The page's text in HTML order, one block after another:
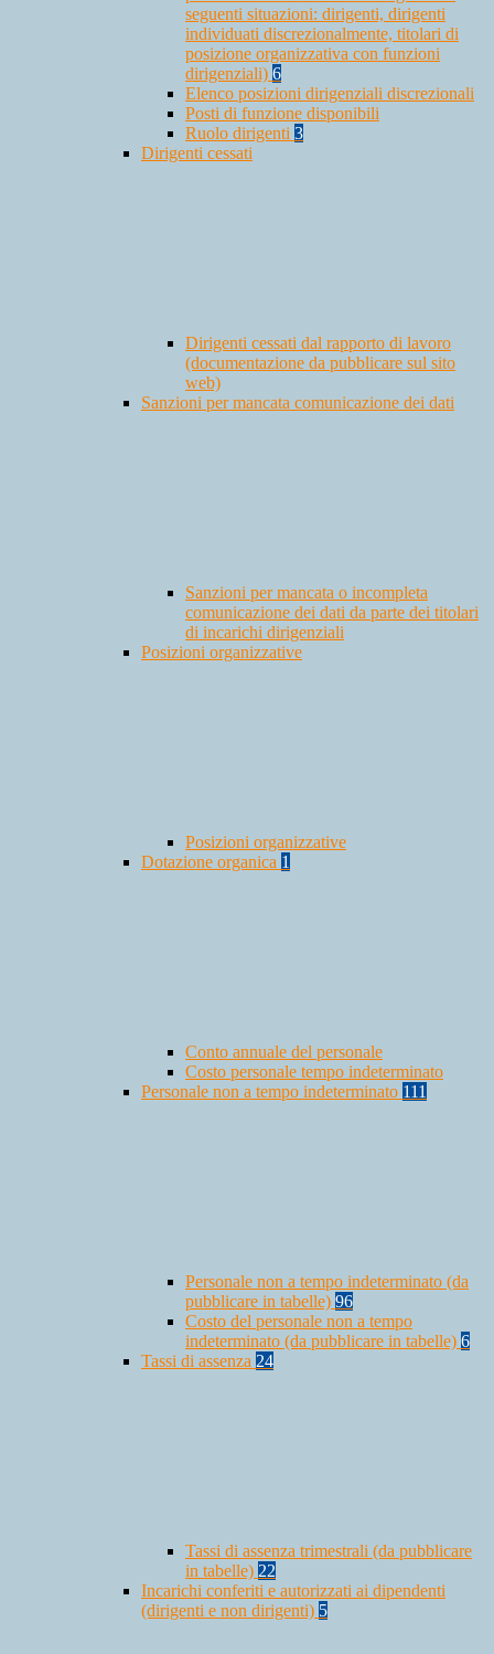
seguenti situazioni: dirigenti, dirigenti
individuati discrezionalmente, titolari di
posizione organizzativa con funzioni
dirigenziali) 6
Elenco posizioni dirigenziali discrezionali
Posti di funzione disponibili
Ruolo dirigenti 3
Dirigenti cessati
Dirigenti cessati dal rapporto di lavoro
(documentazione da pubblicare sul sito
web)
Sanzioni per mancata comunicazione dei dati
Sanzioni per mancata o incompleta
comunicazione dei dati da parte dei titolari
di incarichi dirigenziali
Posizioni organizzative
Posizioni organizzative
Dotazione organica 1
Conto annuale del personale
Costo personale tempo indeterminato
Personale non a tempo indeterminato 111
Personale non a tempo indeterminato (da
pubblicare in tabelle) 96
Costo del personale non a tempo
indeterminato (da pubblicare in tabelle) 6
Tassi di assenza 24
Tassi di assenza trimestrali (da pubblicare
in tabelle) 22
Incarichi conferiti e autorizzati ai dipendenti
(dirigenti e non dirigenti) 5